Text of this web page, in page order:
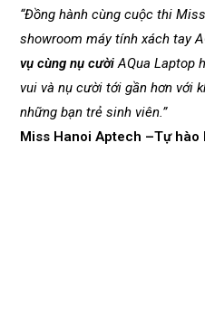
“Đồng hành cùng cuộc thi
showroom máy tính xách tay
vụ cùng nụ cườiAQua Laptop
vui và nụ cười tới gần hơn với
những bạn trẻ sinh viên.”
Miss Hanoi Aptech –Tự hào